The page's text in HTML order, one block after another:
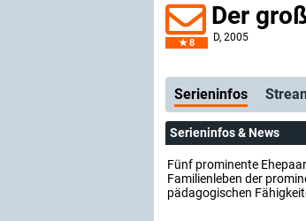
8
Der
D, 2005
Serienticker
Serieninfos
Serieninfos & News
Fünf prominente
Familienleben der
pädagogischen